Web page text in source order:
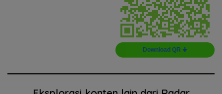
Download QR 🠋